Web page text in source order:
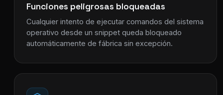
Funciones peligrosas bloqueadas
Cualquier intento de ejecutar comandos del sistema
operativo desde un snippet queda bloqueado
automáticamente de fábrica sin excepción.